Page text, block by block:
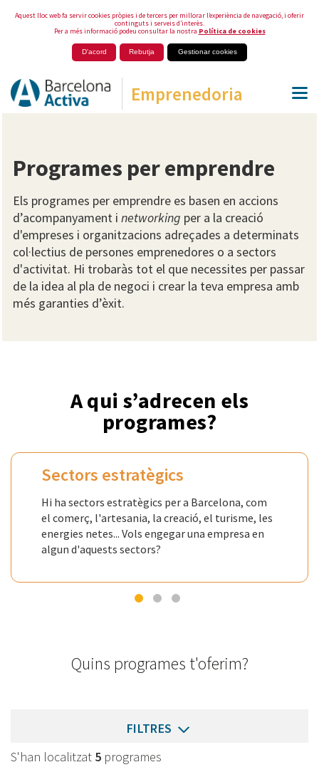
Aquest lloc web fa servir cookies pròpies i de tercers per millorar l’experiència de navegació, i oferir
continguts i serveis d’interès.
Per a més informació podeu consultar la nostra Política de cookies
D'acord Rebutja Gestionar cookies
Emprenedoria
Programes per emprendre
Els programes per emprendre es basen en accions
d’acompanyament i networking per a la creació
d'empreses i organitzacions adreçades a determinats
col·lectius de persones emprenedores o a sectors
d'activitat. Hi trobaràs tot el que necessites per passar
de la idea al pla de negoci i crear la teva empresa amb
més garanties d’èxit.
A qui s’adrecen els
programes?
Sectors estratègics
Hi ha sectors estratègics per a Barcelona, com
el comerç, l'artesania, la creació, el turisme, les
energies netes... Vols engegar una empresa en
algun d'aquests sectors?
Quins programes t'oferim?
FILTRES
S'han localitzat 5 programes